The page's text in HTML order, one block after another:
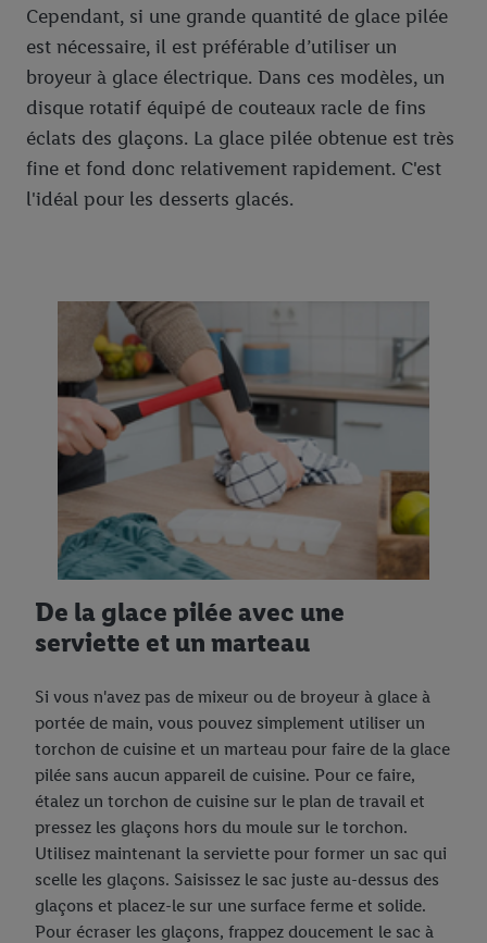
Cependant, si une grande quantité de glace pilée
est nécessaire, il est préférable d’utiliser un
broyeur à glace électrique. Dans ces modèles, un
disque rotatif équipé de couteaux racle de fins
éclats des glaçons. La glace pilée obtenue est très
fine et fond donc relativement rapidement. C'est
l'idéal pour les desserts glacés.
De la glace pilée avec une
serviette et un marteau
Si vous n'avez pas de mixeur ou de broyeur à glace à
portée de main, vous pouvez simplement utiliser un
torchon de cuisine et un marteau pour faire de la glace
pilée sans aucun appareil de cuisine. Pour ce faire,
étalez un torchon de cuisine sur le plan de travail et
pressez les glaçons hors du moule sur le torchon.
Utilisez maintenant la serviette pour former un sac qui
scelle les glaçons. Saisissez le sac juste au-dessus des
glaçons et placez-le sur une surface ferme et solide.
Pour écraser les glaçons, frappez doucement le sac à